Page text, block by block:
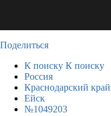
Поделиться
К поиску К поиску
Россия
Краснодарский край
Ейск
№1049203